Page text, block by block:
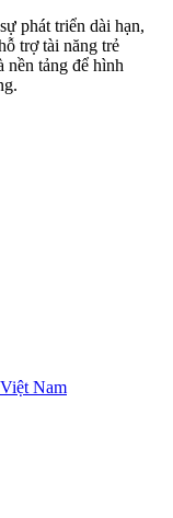
phát triển dài hạn,
trợ tài năng trẻ
nền tảng để hình
Nam